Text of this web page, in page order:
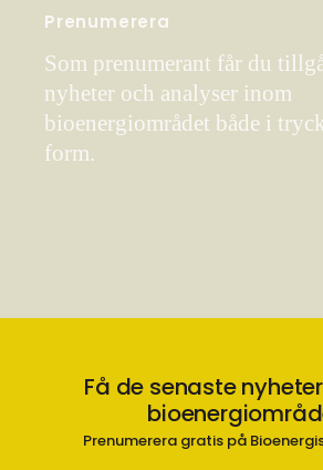
Prenumerera
Som prenumerant får du
nyheter och analyser inom
bioenergiområdet både i
form.
Få de senaste
Prenumerera gratis på